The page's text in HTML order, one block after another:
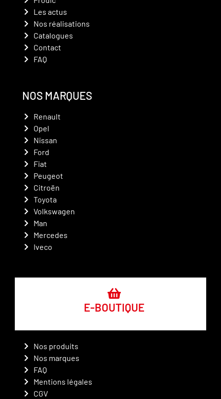
Les actus
Nos réalisations
Catalogues
Contact
FAQ
NOS MARQUES
Renault
Opel
Nissan
Ford
Fiat
Peugeot
Citroën
Toyota
Volkswagen
Man
Mercedes
Iveco
E-BOUTIQUE
Nos produits
Nos marques
FAQ
Mentions légales
CGV